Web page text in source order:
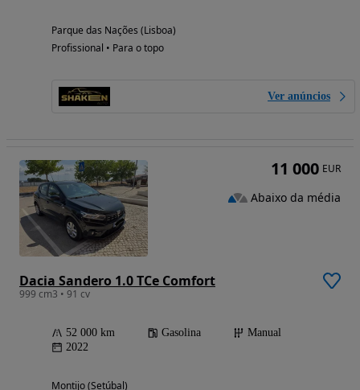
Parque das Nações (Lisboa)
Profissional • Para o topo
Ver anúncios
Dacia Sandero 1.0 TCe Comfort
999 cm3 • 91 cv
52 000 km Gasolina
Manual
2022
Montijo (Setúbal)
11 000 EUR
Abaixo da média